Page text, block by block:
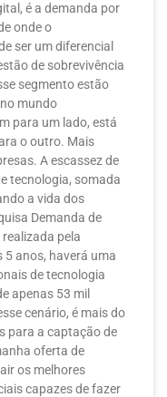
é a demanda por
onde o
ser um diferencial
de sobrevivência
segmento estão
mundo
para um lado, está
o outro. Mais
A escassez de
tecnologia, somada
a vida dos
Demanda de
realizada pela
5 anos, haverá uma
de tecnologia
apenas 53 mil
cenário, é mais do
para a captação de
oferta de
os melhores
capazes de fazer